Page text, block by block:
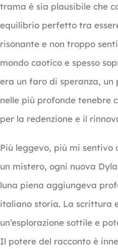
trama è sia plausibile che
equilibrio perfetto tra
risonante e non troppo
mondo caotico e spesso
era un faro di speranza, un
nelle più profonde tenebre
per la redenzione e il
Più leggevo, più mi sentivo
un mistero, ogni nuova
luna piena aggiungeva
italiano storia. La scrittura
un’esplorazione sottile e
Il potere del racconto è